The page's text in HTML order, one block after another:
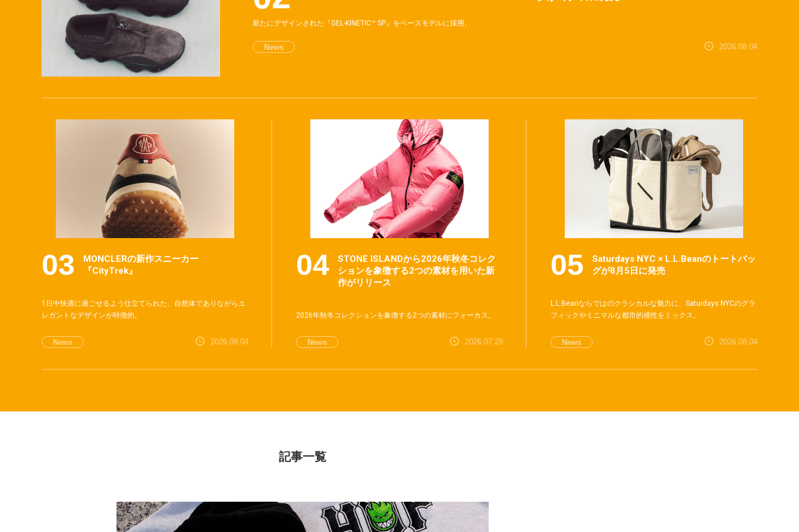
新たにデザインされた『GEL-KINETIC™ SP』をベースモデルに採用。
News 2026.08.04
MONCLERの新作スニーカー
『CityTrek』
1日中快適に過ごせるよう仕立てられた、自然体でありながらエ
レガントなデザインが特徴的。
News 2026.08.04
STONE ISLANDから2026年秋冬コレク
ションを象徴する2つの素材を用いた新
作がリリース
2026年秋冬コレクションを象徴する2つの素材にフォーカス。
News 2026.07.29
Saturdays NYC × L.L.Beanのトートバッ
グが8月5日に発売
L.L.Beanならではのクラシカルな魅力に、Saturdays NYCのグラ
フィックやミニマルな都市的感性をミックス。
News 2026.08.04
記事一覧